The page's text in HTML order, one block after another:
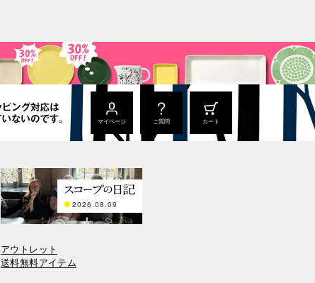
マイページ ご質問 カート
2026.08.09
アウトレット
送料無料アイテム